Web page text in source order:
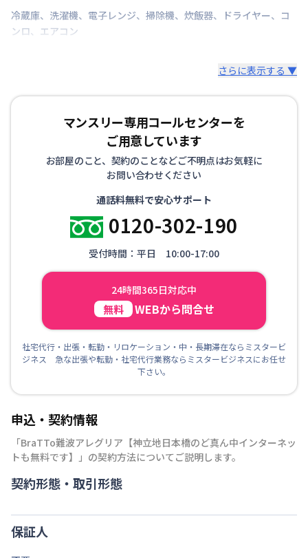
冷蔵庫、 洗濯機、 電子レンジ、 掃除機、 炊飯器、 ドライヤー、 コ
ンロ、 エアコン
さらに表示する ▼
マンスリー専用コールセンターを
ご用意しています
お部屋のこと、契約のことなどご不明点はお気軽に
お問い合わせください
通話料無料で安心サポート
0120-302-190
受付時間：平日 10:00-17:00
24時間365日対応中
無料 WEBから問合せ
社宅代行・出張・転勤・リロケーション・中・長期滞在ならミスタービ
ジネス 急な出張や転勤・社宅代行業務ならミスタービジネスにお任せ
下さい。
申込・契約情報
「BraTTo難波アレグリア【神立地日本橋のど真ん中インターネッ
トも無料です】
」の契約方法についてご説明します。
契約形態・取引形態
保証人